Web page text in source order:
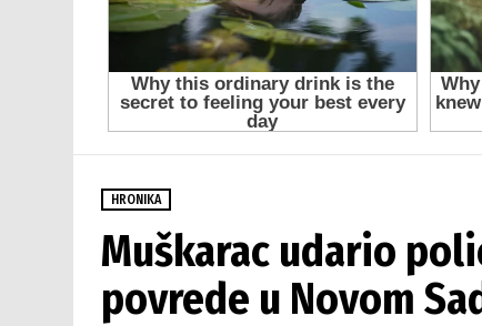
HRONIKA
Muškarac udario
povrede u Novom